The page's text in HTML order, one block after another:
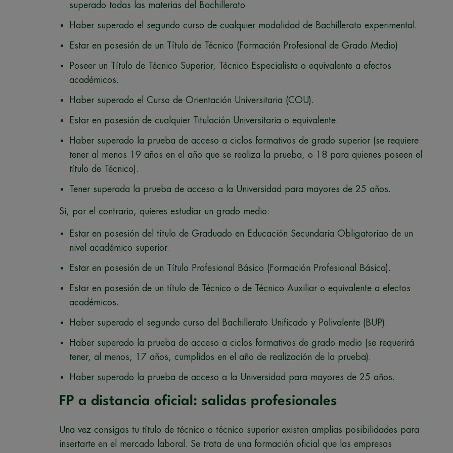
superado todas las materias del Bachillerato
Haber superado el segundo curso de cualquier modalidad de Bachillerato experimental.
Estar en posesión de un Título de Técnico (Formación Profesional de Grado Medio)
Poseer un Título de Técnico Superior, Técnico Especialista o equivalente a efectos
académicos.
Haber superado el Curso de Orientación Universitaria (COU).
Estar en posesión de cualquier Titulación Universitaria o equivalente.
Haber superado la prueba de acceso a ciclos formativos de grado superior (se requiere
tener al menos 19 años en el año que se realiza la prueba, o 18 para quienes poseen el
título de Técnico).
Tener superada la prueba de acceso a la Universidad para mayores de 25 años.
Si, por el contrario, quieres estudiar un grado medio:
Estar en posesión del título de Graduado en Educación Secundaria Obligatoriao de un
nivel académico superior.
Estar en posesión de un Título Profesional Básico (Formación Profesional Básica).
Estar en posesión de un título de Técnico o de Técnico Auxiliar o equivalente a efectos
académicos.
Haber superado el segundo curso del Bachillerato Unificado y Polivalente (BUP).
Haber superado la prueba de acceso a ciclos formativos de grado medio (se requerirá
tener, al menos, 17 años, cumplidos en el año de realización de la prueba).
Haber superado la prueba de acceso a la Universidad para mayores de 25 años.
FP a distancia oficial: salidas profesionales
Una vez consigas tu título de técnico o técnico superior existen amplias posibilidades para
insertarte en el mercado laboral. Se trata de una formación oficial que las empresas